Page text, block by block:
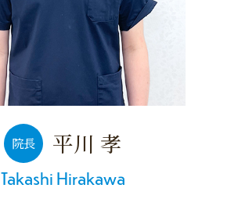
院長 平川 孝
Takashi Hirakawa